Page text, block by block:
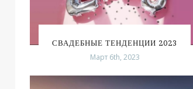
СВАДЕБНЫЕ ТЕНДЕНЦИИ 2023
Март 6th, 2023